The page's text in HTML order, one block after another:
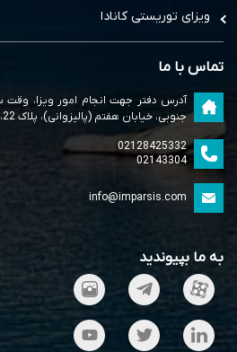
ویزای توریستی کانادا
تماس با ما
آدرس دفتر جهت انجام امور ویزا، وقت
جنوبی، خیابان هفتم (پالیزوانی)، پلاک 22، طبقه دوم، واحد 6
02128425332
02143304
info@imparsis.com
به ما بپیوندید